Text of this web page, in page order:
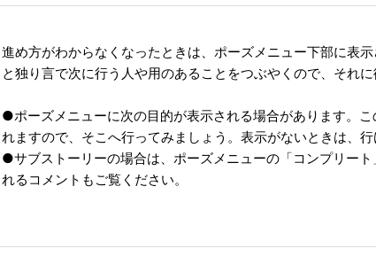
進め方がわからなくなったときは、ポーズメニュー下部に表
と独り言で次に行う人や用のあることをつぶやくので、それに
●ポーズメニューに次の目的が表示される場合があります。
れますので、そこへ行ってみましょう。表示がないときは、行
●サブストーリーの場合は、ポーズメニューの「コンプリー
れるコメントもご覧ください。